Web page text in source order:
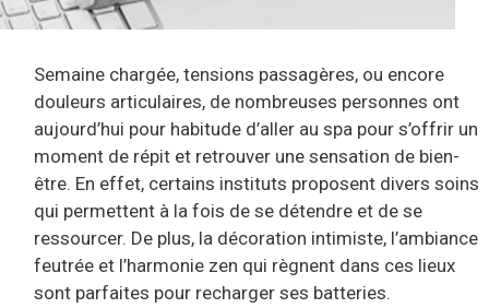
Semaine chargée, tensions passagères, ou encore
douleurs articulaires, de nombreuses personnes ont
aujourd’hui pour habitude d’aller au spa pour s’offrir un
moment de répit et retrouver une sensation de bien-
être. En effet, certains instituts proposent divers soins
qui permettent à la fois de se détendre et de se
ressourcer. De plus, la décoration intimiste, l’ambiance
feutrée et l’harmonie zen qui règnent dans ces lieux
sont parfaites pour recharger ses batteries.